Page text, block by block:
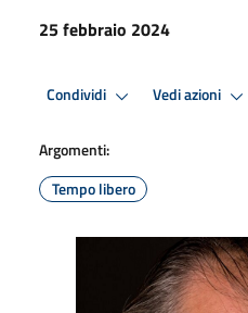
25 febbraio 2024
Condividi Vedi azioni
Argomenti:
Tempo libero